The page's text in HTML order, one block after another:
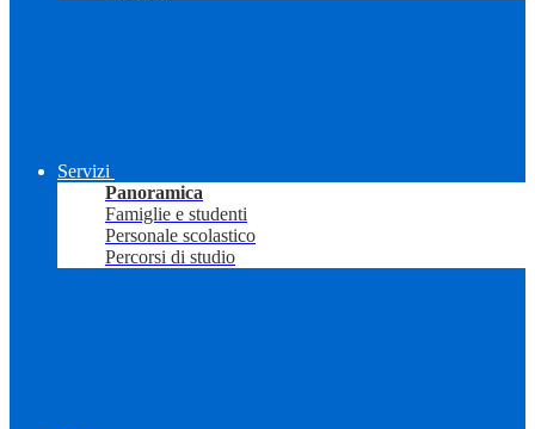
Servizi
Panoramica
Famiglie e studenti
Personale scolastico
Percorsi di studio